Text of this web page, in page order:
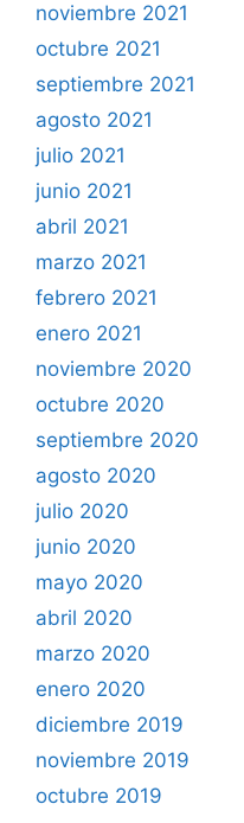
noviembre 2021
octubre 2021
septiembre 2021
agosto 2021
julio 2021
junio 2021
abril 2021
marzo 2021
febrero 2021
enero 2021
noviembre 2020
octubre 2020
septiembre 2020
agosto 2020
julio 2020
junio 2020
mayo 2020
abril 2020
marzo 2020
enero 2020
diciembre 2019
noviembre 2019
octubre 2019